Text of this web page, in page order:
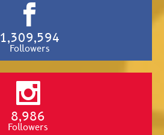
1,309,594
Followers
8,986
Followers